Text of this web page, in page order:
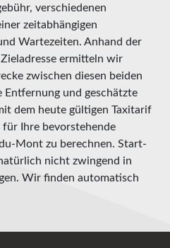
verschiedenen
zeitabhängigen
Wartezeiten. Anhand der
ermitteln wir
zwischen diesen beiden
Entfernung und geschätzte
dem heute gültigen Taxitarif
für Ihre bevorstehende
Mont zu berechnen. Start-
nicht zwingend in
Wir finden automatisch